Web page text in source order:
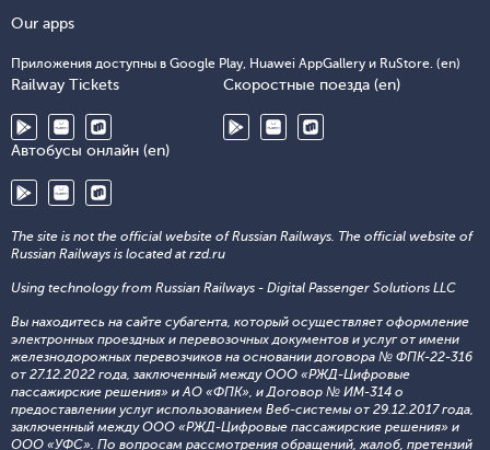
Our apps
Приложения доступны в Google Play, Huawei AppGallery и RuStore. (en)
Railway Tickets Скоростные поезда (en)
Автобусы онлайн (en)
The site is not the official website of Russian Railways. The official website of
Russian Railways is located at rzd.ru
Using technology from Russian Railways - Digital Passenger Solutions LLC
Вы находитесь на сайте субагента, который осуществляет оформление
электронных проездных и перевозочных документов и услуг от имени
железнодорожных перевозчиков на основании договора № ФПК-22-316
от 27.12.2022 года, заключенный между ООО «РЖД-Цифровые
пассажирские решения» и АО «ФПК», и Договор № ИМ-314 о
предоставлении услуг использованием Веб-системы от 29.12.2017 года,
заключенный между ООО «РЖД-Цифровые пассажирские решения» и
ООО «УФС». По вопросам рассмотрения обращений, жалоб, претензий